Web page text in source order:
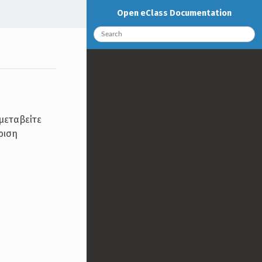
Open eClass Documentation